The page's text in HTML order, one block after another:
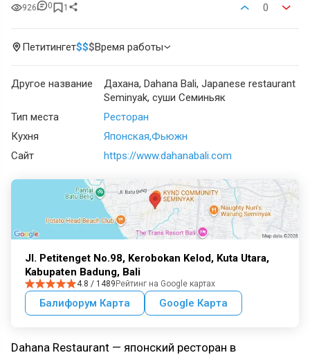
926 0 1 0
Петитингет$$$Время работы
Другое название
Дахана, Dahana Bali, Japanese restaurant
Seminyak, суши Семиньяк
Тип места
Ресторан
Кухня
Японская Фьюжн
Сайт
https://www.dahanabali.com
Jl. Petitenget No.98, Kerobokan Kelod, Kuta Utara,
Kabupaten Badung, Bali
4.8 / 1489Рейтинг на Google картах
Балифорум Карта Google Карта
Dahana Restaurant — японский ресторан в